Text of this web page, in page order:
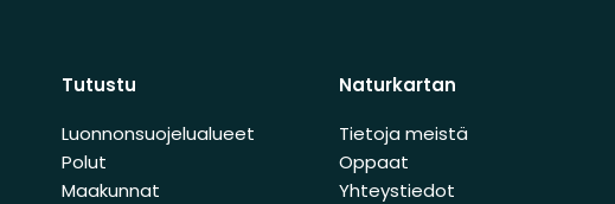
Tutustu
Luonnonsuojelualueet
Polut
Maakunnat
Naturkartan
Tietoja meistä
Oppaat
Yhteystiedot